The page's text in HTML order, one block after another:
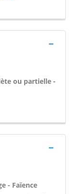
ou partielle -
- Faïence